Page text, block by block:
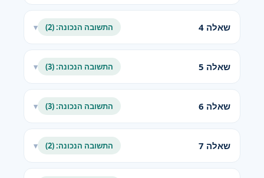
שאלה 4 התשובה הנכונה: (2) ▾
שאלה 5 התשובה הנכונה: (3) ▾
שאלה 6 התשובה הנכונה: (3) ▾
שאלה 7 התשובה הנכונה: (2) ▾